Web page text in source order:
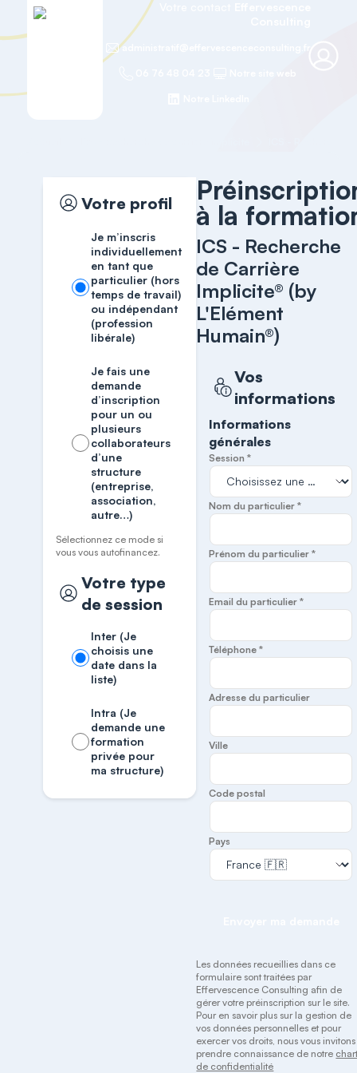
administratif@effervescenceconsulting.fr
Votre profil
Je m’inscris
individuellement
en tant que
particulier (hors
temps de travail)
ou indépendant
(profession
libérale)
Je fais une
demande
d’inscription
pour un ou
plusieurs
collaborateurs
d’une
structure
(entreprise,
association,
autre…)
Sélectionnez ce mode si
vous vous autofinancez.
Votre type
de session
Inter (Je
choisis une
date dans la
liste)
Intra (Je
demande une
formation
privée pour
ma structure)
à la
ICS - Recherche
de Carrière
Implicite® (by
L'Elément
Humain®)
Vos
informations
Informations
générales
Session *
Nom du particulier *
Prénom du particulier *
Email du particulier *
Téléphone *
Adresse du particulier
Ville
Code postal
Pays
Les données recueillies dans ce
formulaire sont traitées par
Effervescence Consulting afin de
gérer votre préinscription sur le site.
Pour en savoir plus sur la gestion de
vos données personnelles et pour
exercer vos droits, nous vous
prendre connaissance de notre
de confidentialité